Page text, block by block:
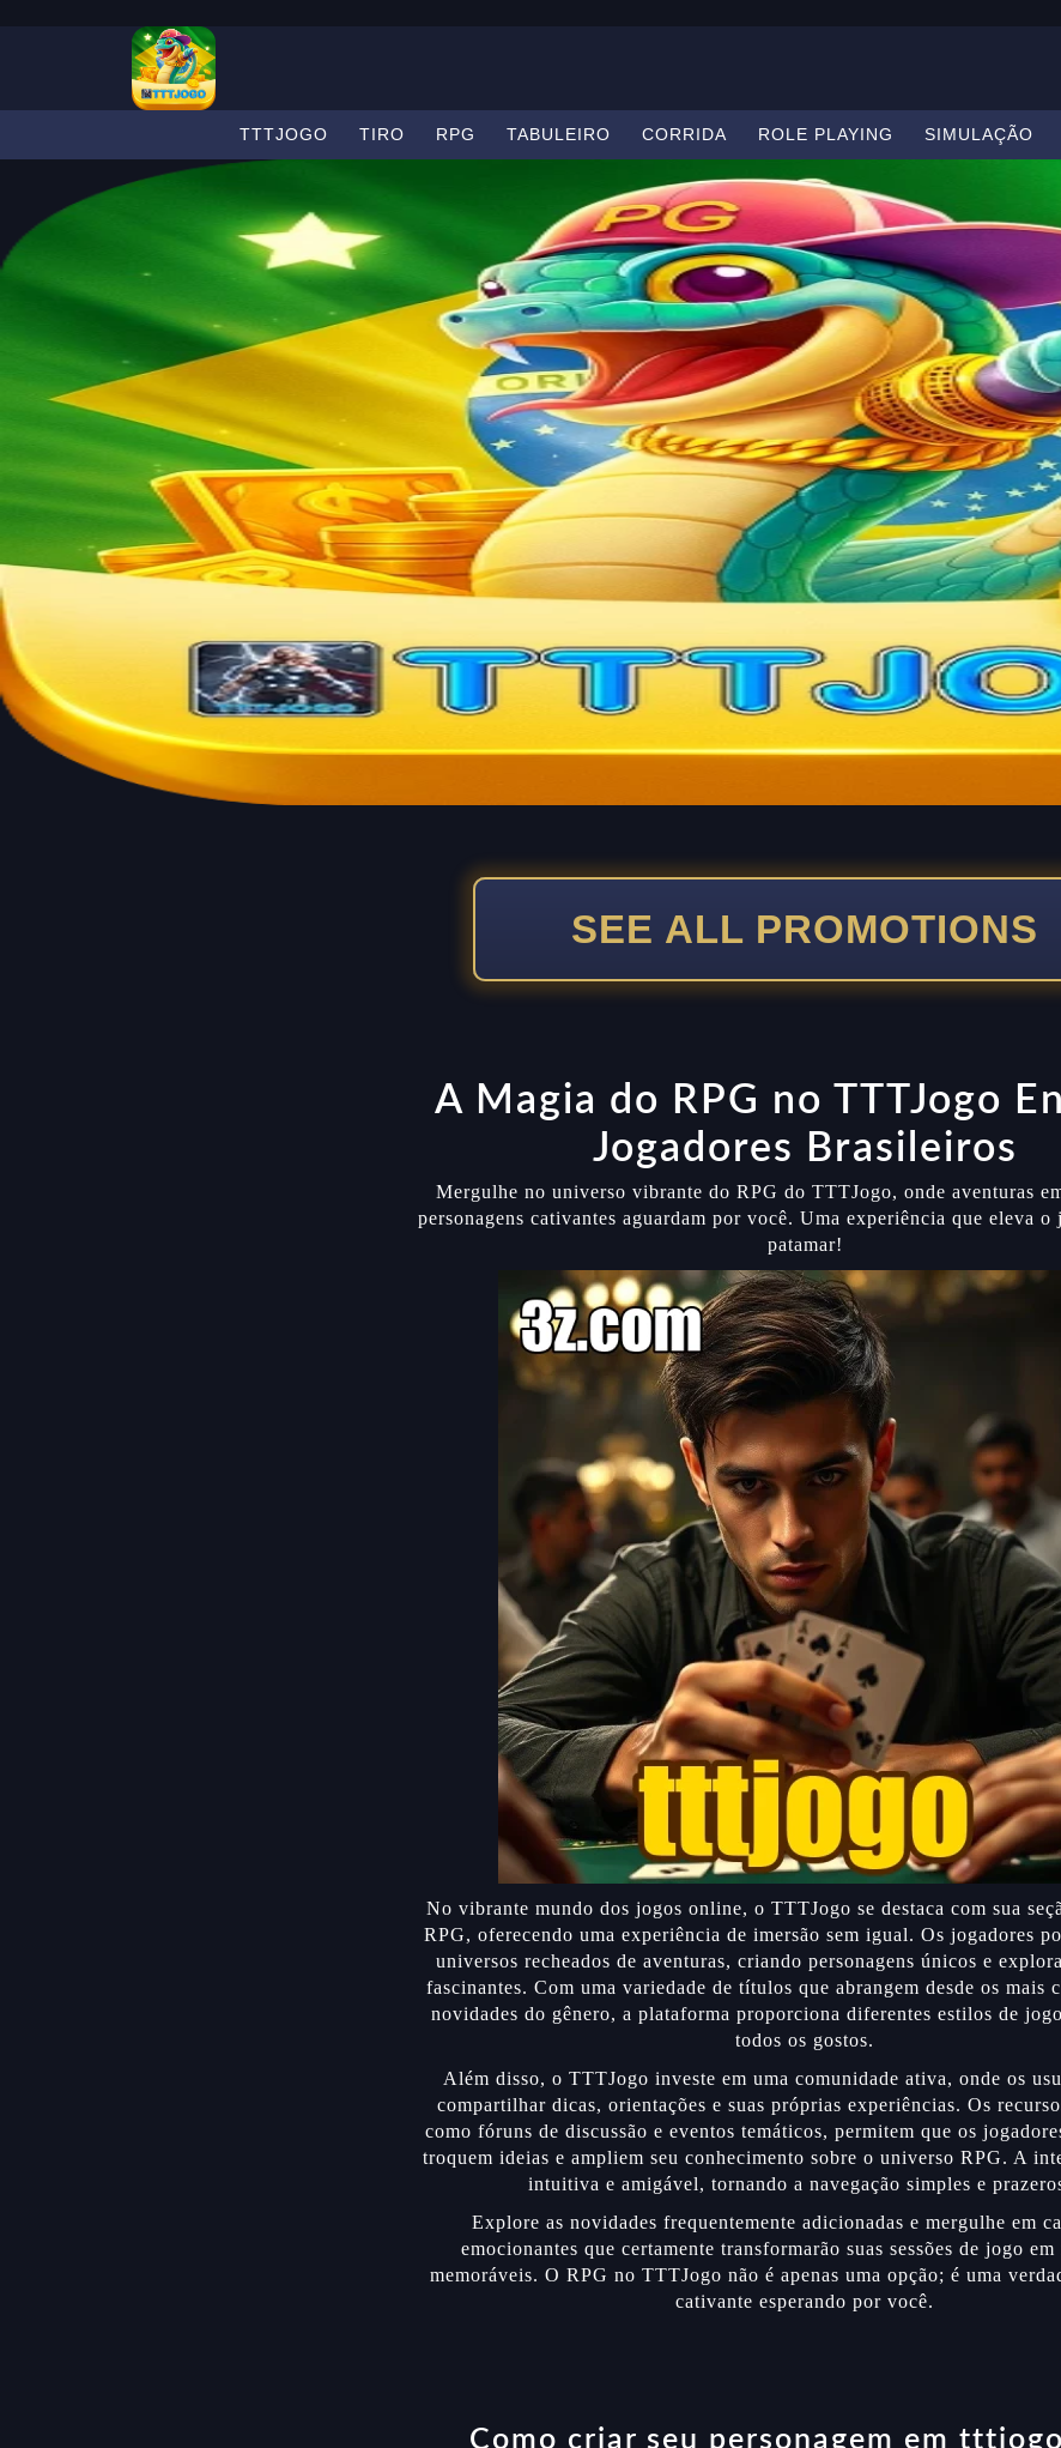
TTTJOGO TIRO RPG TABULEIRO CORRIDA ROLE PLAYING SIMULAÇÃO
SEE ALL PROMOTIONS
A Magia do RPG no TTTJogo
Jogadores Brasileiros
Mergulhe no universo vibrante do RPG do TTTJogo, onde aventuras
personagens cativantes aguardam por você. Uma experiência que eleva o
patamar!
No vibrante mundo dos jogos online, o TTTJogo se destaca com sua
RPG, oferecendo uma experiência de imersão sem igual. Os jogadores
universos recheados de aventuras, criando personagens únicos e
fascinantes. Com uma variedade de títulos que abrangem desde os mais
novidades do gênero, a plataforma proporciona diferentes estilos de
todos os gostos.
Além disso, o TTTJogo investe em uma comunidade ativa, onde os
compartilhar dicas, orientações e suas próprias experiências. Os
como fóruns de discussão e eventos temáticos, permitem que os
troquem ideias e ampliem seu conhecimento sobre o universo RPG. A
intuitiva e amigável, tornando a navegação simples e
Explore as novidades frequentemente adicionadas e mergulhe em
emocionantes que certamente transformarão suas sessões de jogo em
memoráveis. O RPG no TTTJogo não é apenas uma opção; é uma
cativante esperando por você.
Como criar seu personagem em tttjogo